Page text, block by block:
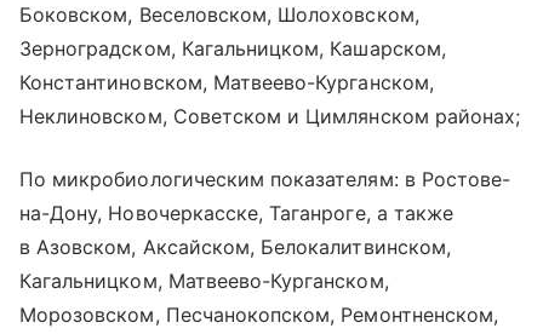
Боковском, Веселовском, Шолоховском,
Зерноградском, Кагальницком, Кашарском,
Константиновском, Матвеево-Курганском,
Неклиновском, Советском и Цимлянском районах;
По микробиологическим показателям: в Ростове-
на-Дону, Новочеркасске, Таганроге, а также
в Азовском, Аксайском, Белокалитвинском,
Кагальницком, Матвеево-Курганском,
Морозовском, Песчанокопском, Ремонтненском,